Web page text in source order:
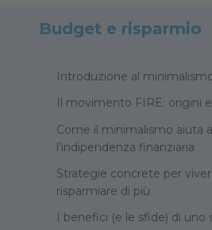
Budget e risparmio
Introduzione al
Il movimento FIRE: origini
Come il minimalismo aiuta
l’indipendenza finanziaria
Strategie concrete per
risparmiare di più
I benefici (e le sfide) di uno